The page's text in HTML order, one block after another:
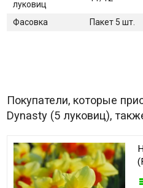
луковиц
Фасовка Пакет 5 шт.
Покупатели, которые
Dynasty (5 луковиц),